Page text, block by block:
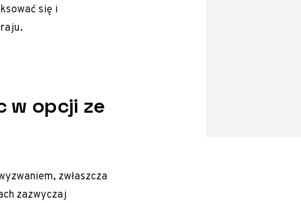
się i
w opcji ze
zwłaszcza
zazwyczaj